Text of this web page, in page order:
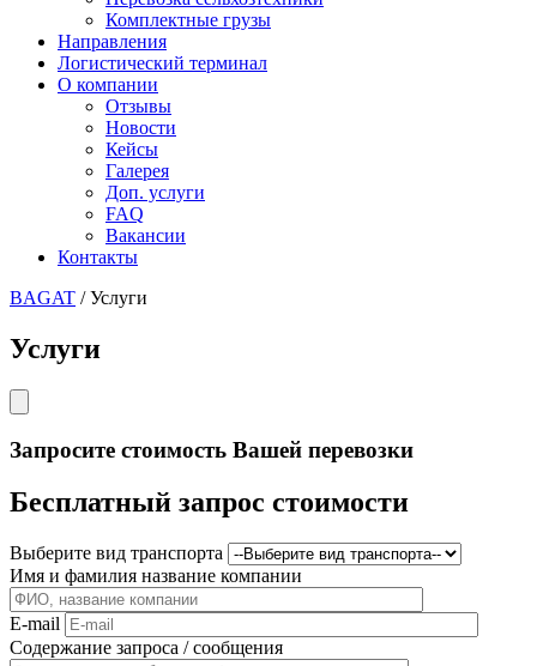
Комплектные грузы
Направления
Логистический терминал
О компании
Отзывы
Новости
Кейсы
Галерея
Доп. услуги
FAQ
Вакансии
Контакты
BAGAT /Услуги
Услуги
Запросите стоимость Вашей перевозки
Бесплатный запрос стоимости
Выберите вид транспорта
Имя и фамилия название компании
E-mail
Содержание запроса / сообщения